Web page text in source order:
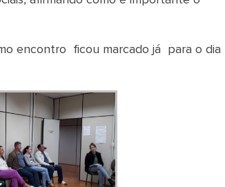
encontro ficou marcado já para o dia